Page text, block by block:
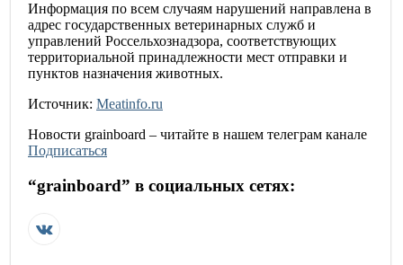
Информация по всем случаям нарушений направлена в
адрес государственных ветеринарных служб и
управлений Россельхознадзора, соответствующих
территориальной принадлежности мест отправки и
пунктов назначения животных.
Источник: Meatinfo.ru
Новости grainboard – читайте в нашем телеграм канале
Подписаться
“grainboard” в социальных сетях: